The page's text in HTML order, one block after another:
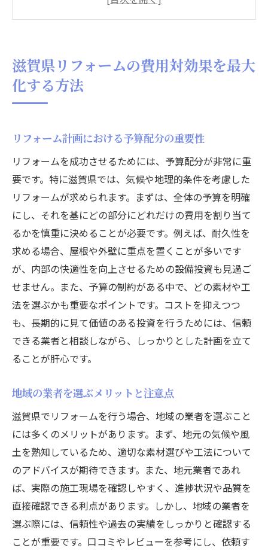
金融支援制度を活用したリフォーム費用の
節約
地域特有の条件を踏まえたリフォームの重要性
滋賀県の気候が住まいに与える影響
地理的条件を考慮したリフォームの必要性
地域に適した断熱材の選定ポイント
地震対策とリフォームの関係
地域の伝統を活かしたデザインと機能性の
両立
気候変動に対応するための最新リフォーム
技術
屋根と外壁のリフォームで住まいの耐久性を向
上
耐久性を高めるための屋根素材の選び方
外壁リフォームで実現する耐久性機能の向
上
防水性を確保するための施工方法
屋根と外壁の色選びで耐久性と美観を両立
定期的なメンテナンスが長持ちの秘訣
滋賀県で人気の屋根・外壁リフォーム事例
リフォームで美観を保ちながらコストを最小限
に抑える
美観を損なわない素材と色の選び方
滋賀県リフォームの費用対効果を最大
化する方法
リフォーム計画における予算配分の重要性
リフォームを成功させるためには、予算配分が非常に重
要です。特に滋賀県では、気候や地理的条件を考慮した
リフォームが求められます。まずは、全体の予算を明確
にし、それを基にどの部分にどれだけの費用を割り当て
るかを慎重に決めることが必要です。例えば、耐久性を
求める場合、屋根や外壁に重点を置くことが多いです
が、内部の快適性を向上させるための設備投資も見過ご
せません。また、予算の制約がある中で、どの素材や工
法を選ぶかも重要なポイントです。コストを抑えつつ
も、長期的に見て価値のある投資を行うためには、信頼
できる業者と相談しながら、しっかりとした計画を立て
ることが肝心です。
地域の業者を選ぶメリットと注意点
滋賀県でリフォームを行う場合、地域の業者を選ぶこと
には多くのメリットがあります。まず、地元の気候や風
土を熟知しているため、適切な素材選びや工法について
のアドバイスが期待できます。また、地元業者であれ
ば、実際の施工現場を確認しやすく、進捗状況や品質を
直接確認できる利点があります。しかし、地域の業者を
選ぶ際には、信頼性や過去の実績をしっかりと確認する
ことが重要です。口コミやレビューを参考にし、依頼す